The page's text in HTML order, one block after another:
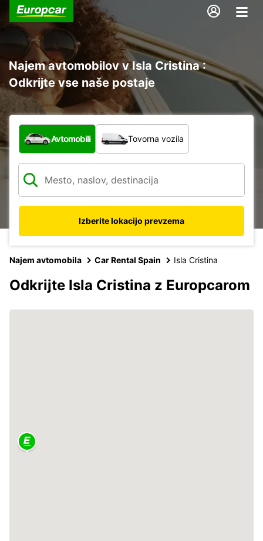
Najem avtomobilov v Isla Cristina :
Odkrijte vse naše postaje
Katera vrsta vozila?
Avtomobili Tovorna vozila
Izberite lokacijo prevzema
Najem avtomobila Car Rental Spain Isla Cristina
Odkrijte Isla Cristina z Europcarom